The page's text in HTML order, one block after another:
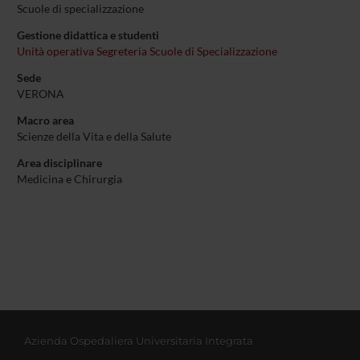
Scuole di specializzazione
Gestione didattica e studenti
Unità operativa Segreteria Scuole di Specializzazione
Sede
VERONA
Macro area
Scienze della Vita e della Salute
Area disciplinare
Medicina e Chirurgia
Azienda Ospedaliera Universitaria Integrata